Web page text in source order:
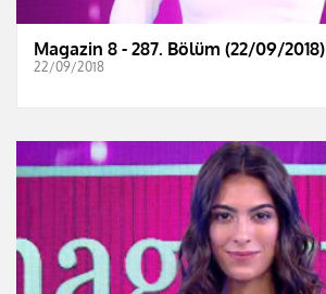
Magazin 8 - 287. Bölüm (22/09/2018)
22/09/2018